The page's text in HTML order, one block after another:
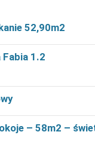
52,90m2
1.2
– 58m2 –